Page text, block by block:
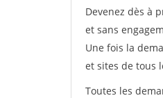
Devenez dès à
et sans
Une fois la
et sites de tous
Toutes les